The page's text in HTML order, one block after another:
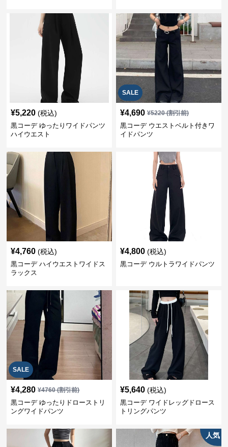
¥5,220 (税込)
黒コーデ ゆったりワイドパンツ
ハイウエスト
SALE
¥4,690 ¥5220(割引前)
黒コーデ ウエストベルト付きワ
イドパンツ
¥4,760 (税込)
黒コーデ ハイウエストワイドス
ラックス
¥4,800 (税込)
黒コーデ ウルトラワイドパンツ
SALE
¥4,280 ¥4760(割引前)
黒コーデ ゆったりドローストリ
ングワイドパンツ
¥5,640 (税込)
黒コーデ ワイドレッグドロース
トリングパンツ
人気